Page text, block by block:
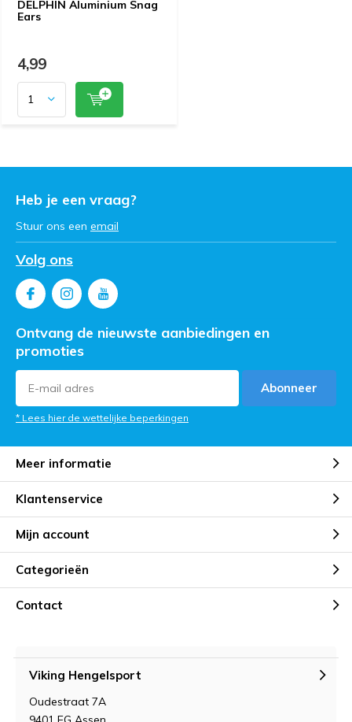
DELPHIN Aluminium Snag
Ears
4,99
Heb je een vraag?
Stuur ons een email
Volg ons
Ontvang de nieuwste aanbiedingen en
promoties
Abonneer
* Lees hier de wettelijke beperkingen
Meer informatie
Klantenservice
Mijn account
Categorieën
Contact
Viking Hengelsport
Oudestraat 7A